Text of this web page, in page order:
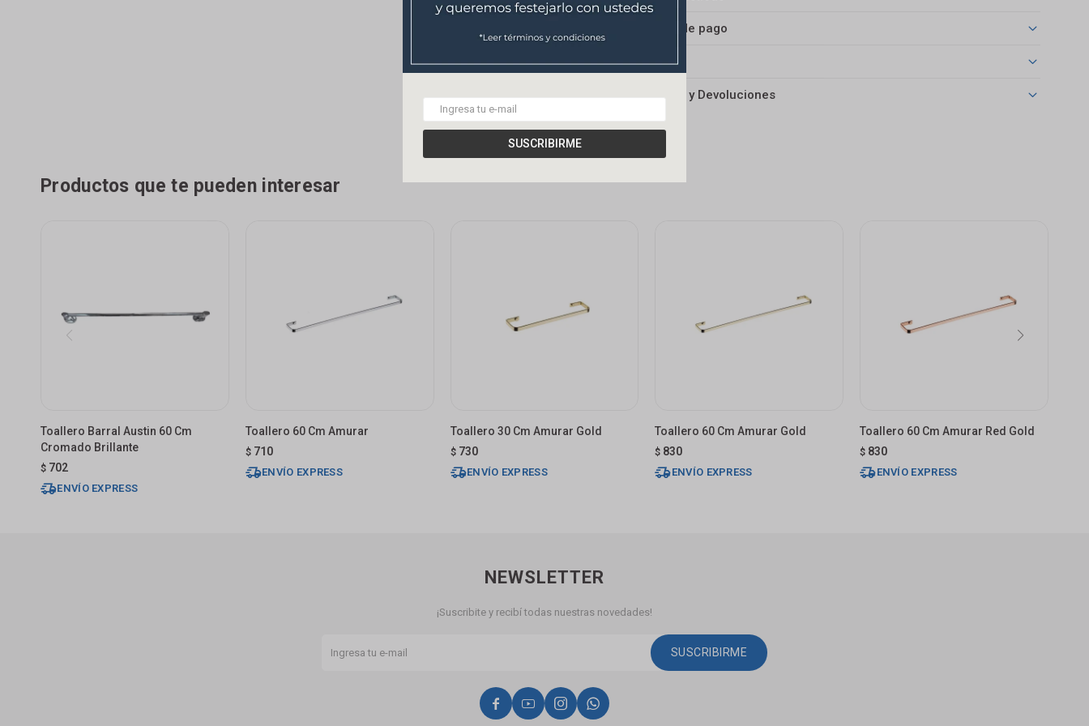
SUSCRIBIRME
Medios de pago
Envíos
Cambios y Devoluciones
Productos que te pueden interesar
Toallero Barral Austin 60 Cm
Cromado Brillante
$ 702
ENVÍO EXPRESS
Toallero 60 Cm Amurar
$ 710
ENVÍO EXPRESS
Toallero 30 Cm Amurar Gold
$ 730
ENVÍO EXPRESS
Toallero 60 Cm Amurar Gold
$ 830
ENVÍO EXPRESS
Toallero 60 Cm Amurar Red Gold
$ 830
ENVÍO EXPRESS
NEWSLETTER
¡Suscribite y recibí todas nuestras novedades!
SUSCRIBIRME
   